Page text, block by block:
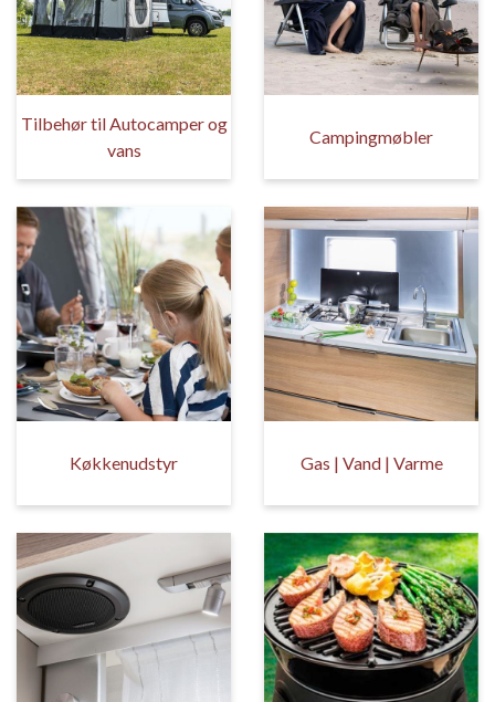
Tilbehør til Autocamper og
vans
Campingmøbler
Køkkenudstyr Gas | Vand | Varme